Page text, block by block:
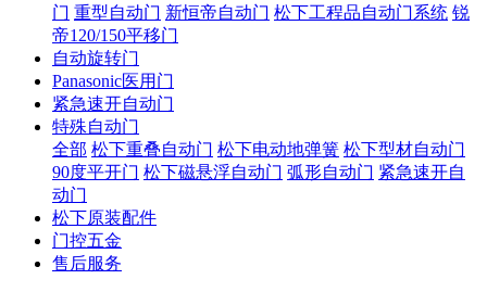
门 重型自动门 新恒帝自动门 松下工程品自动门系统 锐
帝120/150平移门
自动旋转门
Panasonic医用门
紧急速开自动门
特殊自动门
全部 松下重叠自动门 松下电动地弹簧 松下型材自动门
90度平开门 松下磁悬浮自动门 弧形自动门 紧急速开自
动门
松下原装配件
门控五金
售后服务